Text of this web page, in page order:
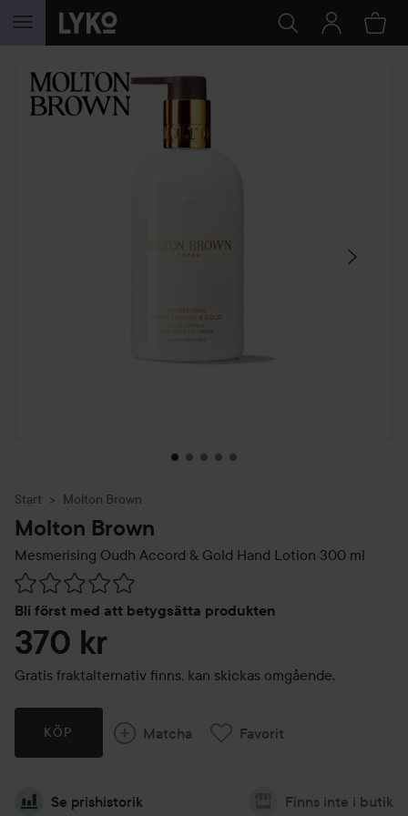
HOPPA TILL INNEHÅLLET
HOPPA ÖVER SEKTIONEN
Start Molton Brown
Molton Brown
Mesmerising Oudh Accord & Gold Hand Lotion 300 ml
Bli först med att betygsätta produkten
Hoppa till Betyg & kommentarer
370 kr
Gratis fraktalternativ finns, kan skickas omgående.
KÖP Matcha Favorit
Se prishistorik Finns inte i butik